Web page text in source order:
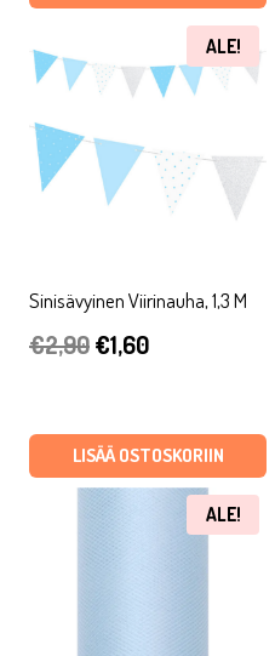
€2,70.
ALE!
Sinisävyinen Viirinauha, 1,3 M
€2,90Alkuperäinen
€2,90.
€1,60Nykyinen
€1,60.
LISÄÄ OSTOSKORIIN
ALE!